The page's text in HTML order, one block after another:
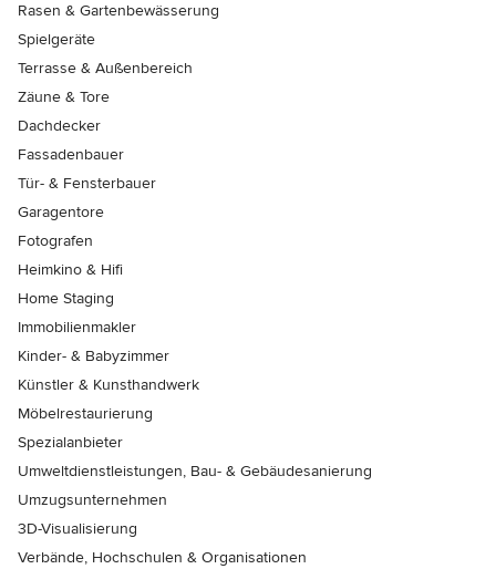
Rasen & Gartenbewässerung
Spielgeräte
Terrasse & Außenbereich
Zäune & Tore
Dachdecker
Fassadenbauer
Tür- & Fensterbauer
Garagentore
Fotografen
Heimkino & Hifi
Home Staging
Immobilienmakler
Kinder- & Babyzimmer
Künstler & Kunsthandwerk
Möbelrestaurierung
Spezialanbieter
Umweltdienstleistungen, Bau- & Gebäudesanierung
Umzugsunternehmen
3D-Visualisierung
Verbände, Hochschulen & Organisationen